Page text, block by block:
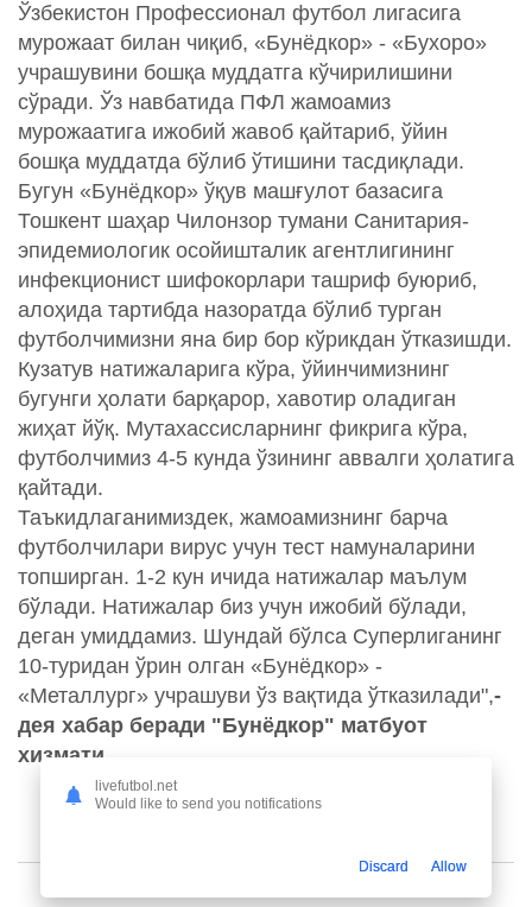
Ўзбекистон Профессионал футбол лигасига
мурожаат билан чиқиб, «Бунёдкор» - «Бухоро»
учрашувини бошқа муддатга кўчирилишини
сўради. Ўз навбатида ПФЛ жамоамиз
мурожаатига ижобий жавоб қайтариб, ўйин
бошқа муддатда бўлиб ўтишини тасдиқлади.
Бугун «Бунёдкор» ўқув машғулот базасига
Тошкент шаҳар Чилонзор тумани Санитария-
эпидемиологик осойишталик агентлигининг
инфекционист шифокорлари ташриф буюриб,
алоҳида тартибда назоратда бўлиб турган
футболчимизни яна бир бор кўрикдан ўтказишди.
Кузатув натижаларига кўра, ўйинчимизнинг
бугунги ҳолати барқарор, хавотир оладиган
жиҳат йўқ. Мутахассисларнинг фикрига кўра,
футболчимиз 4-5 кунда ўзининг аввалги ҳолатига
қайтади.
Таъкидлаганимиздек, жамоамизнинг барча
футболчилари вирус учун тест намуналарини
топширган. 1-2 кун ичида натижалар маълум
бўлади. Натижалар биз учун ижобий бўлади,
деган умиддамиз. Шундай бўлса Суперлиганинг
10-туридан ўрин олган «Бунёдкор» -
«Металлург» учрашуви ўз вақтида ўтказилади",-
дея хабар беради "Бунёдкор" матбуот
хизмати.
livefutbol.net
Would like to send you notifications
Discard Allow